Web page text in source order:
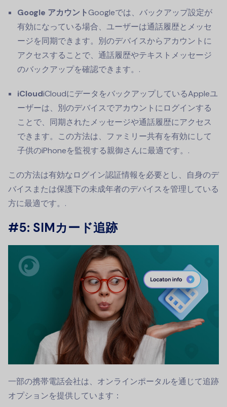
Google アカウントGoogleでは、バックアップ設定が
有効になっている場合、ユーザーは通話履歴とメッセ
ージを同期できます。別のデバイスからアカウントに
アクセスすることで、通話履歴やテキストメッセージ
のバックアップを確認できます。.
iCloudiCloudにデータをバックアップしているAppleユ
ーザーは、別のデバイスでアカウントにログインする
ことで、同期されたメッセージや通話履歴にアクセス
できます。この方法は、ファミリー共有を有効にして
子供のiPhoneを監視する親御さんに最適です。.
この方法は有効なログイン認証情報を必要とし、自身のデ
バイスまたは保護下の未成年者のデバイスを管理している
方に最適です。.
#5: SIMカード追跡
一部の携帯電話会社は、オンラインポータルを通じて追跡
オプションを提供しています：